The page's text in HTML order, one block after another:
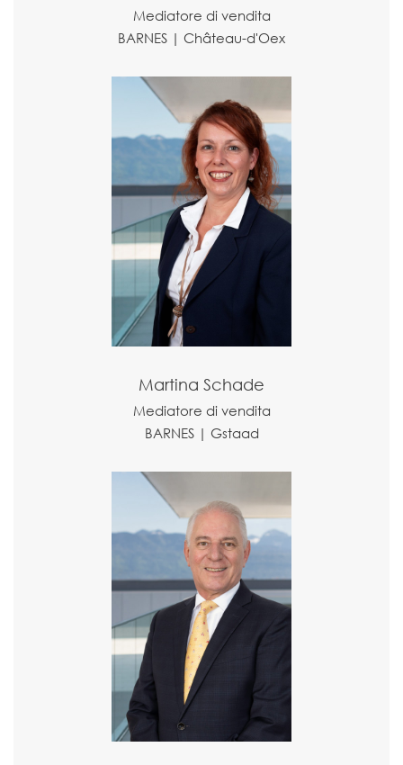
Mediatore di vendita
BARNES | Château-d'Oex
Martina Schade
Mediatore di vendita
BARNES | Gstaad